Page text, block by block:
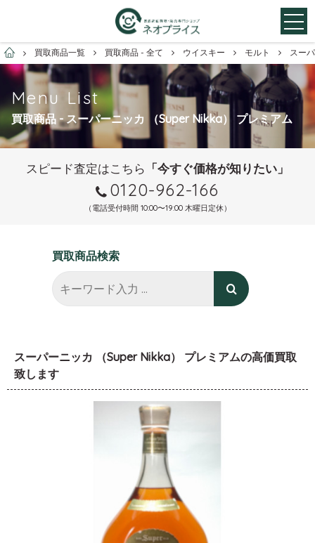
お酒買取専門店ネオプライス
買取商品一覧 買取商品 - 全て ウイスキー モルト スー
Menu List
買取商品 - スーパーニッカ （Super Nikka） プレミアム
スピード査定はこちら 「今すぐ価格が知りたい」
0120-962-166
（電話受付時間 10:00〜19:00 木曜日定休）
買取商品検索
スーパーニッカ （Super Nikka） プレミアムの高価買取
致します